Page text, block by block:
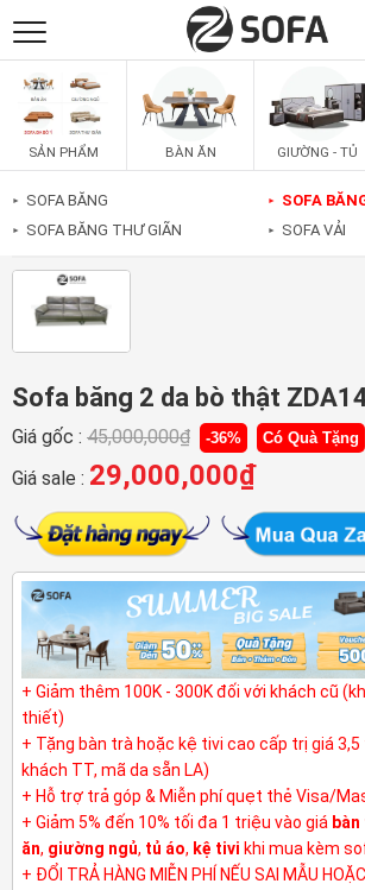
SẢN PHẨM
SOFAS
PHÒNG ĂN
PHÒNG NGỦ
PHÒNG KHÁCH
SẢN PHẨM BÀN ĂN GIƯỜNG - TỦ
► SOFA BĂNG
► SOFA BĂNG THƯ GIÃN
► SOFA
► SOFA VẢI
Sofa băng 2 da bò thật
Giá gốc : 45,000,000₫ -36% Có Quà Tặng
Giá sale : 29,000,000₫
+ Giảm thêm 100K - 300K đối với khách cũ
thiết)
+ Tặng bàn trà hoặc kệ tivi cao cấp trị giá
khách TT, mã da sẵn LA)
+ Hỗ trợ trả góp & Miễn phí quẹt thẻ Visa/
+ Giảm 5% đến 10% tối đa 1 triệu vào giá
ăn, giường ngủ, tủ áo, kệ tivi khi mua kèm
+ ĐỔI TRẢ HÀNG MIỄN PHÍ NẾU SAI MẪU